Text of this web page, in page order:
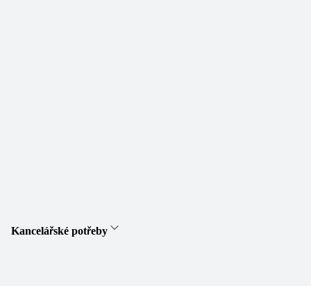
Kancelářské potřeby